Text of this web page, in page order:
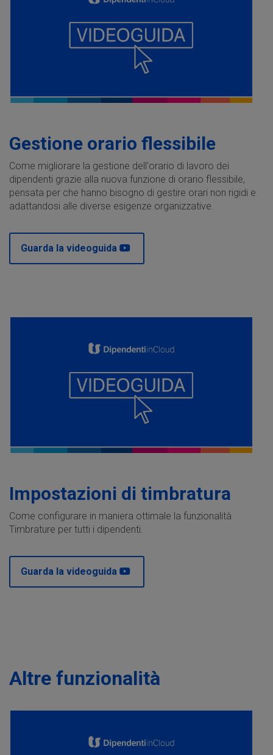
Gestione orario flessibile
Come migliorare la gestione dell'orario di lavoro dei
dipendenti grazie alla nuova funzione di orario flessibile,
pensata per che hanno bisogno di gestire orari non rigidi e
adattandosi alle diverse esigenze organizzative.
Guarda la videoguida
Impostazioni di timbratura
Come configurare in maniera ottimale la funzionalità
Timbrature per tutti i dipendenti.
Guarda la videoguida
Altre funzionalità